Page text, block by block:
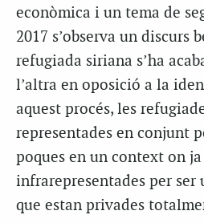
econòmica i un tema de
2017 s’observa un discurs
refugiada siriana s’ha
l’altra en oposició a la
aquest procés, les
representades en conjunt
poques en un context on
infrarepresentades per ser
que estan privades